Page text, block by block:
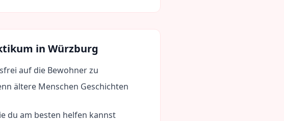
in Würzburg
auf die Bewohner zu
ältere Menschen Geschichten
du am besten helfen kannst